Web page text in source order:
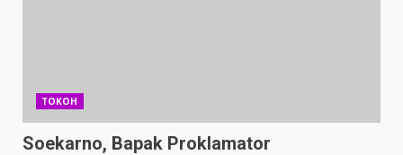
TOKOH
Soekarno, Bapak Proklamator